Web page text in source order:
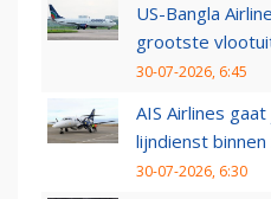
US-Bangla
grootste
30-07-2026, 6:45
AIS Airlines
lijndienst binnen
30-07-2026, 6:30